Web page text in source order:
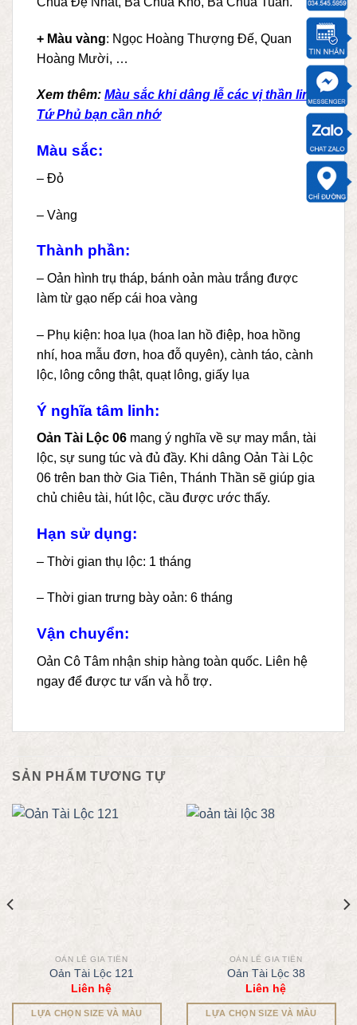
+ Màu vàng: Ngọc Hoàng Thượng Đế, Quan
Hoàng Mười, …
Xem thêm: Màu sắc khi dâng lễ các vị thần linh
Tứ Phủ bạn cần nhớ
Màu sắc:
– Đỏ
– Vàng
Thành phần:
– Oản hình trụ tháp, bánh oản màu trắng được
làm từ gạo nếp cái hoa vàng
– Phụ kiện: hoa lụa (hoa lan hồ điệp, hoa hồng
nhí, hoa mẫu đơn, hoa đỗ quyên), cành táo, cành
lộc, lông công thật, quạt lông, giấy lụa
Ý nghĩa tâm linh:
Oản Tài Lộc 06 mang ý nghĩa về sự may mắn, tài
lộc, sự sung túc và đủ đầy. Khi dâng Oản Tài Lộc
06 trên ban thờ Gia Tiên, Thánh Thần sẽ giúp gia
chủ chiêu tài, hút lộc, cầu được ước thấy.
Hạn sử dụng:
– Thời gian thụ lộc: 1 tháng
– Thời gian trưng bày oản: 6 tháng
Vận chuyển:
Oản Cô Tâm nhận ship hàng toàn quốc. Liên hệ
ngay để được tư vấn và hỗ trợ.
SẢN PHẨM TƯƠNG TỰ
OẢN LỄ GIA TIÊN
Oản Tài Lộc 121
Liên hệ
LỰA CHỌN SIZE VÀ MÀU
OẢN LỄ GIA TIÊN
Oản Tài Lộc 38
Liên hệ
LỰA CHỌN SIZE VÀ MÀU